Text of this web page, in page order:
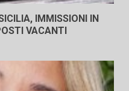
IMMISSIONI IN
VACANTI